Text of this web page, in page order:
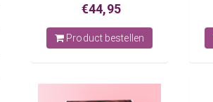
€44,95
Product bestellen